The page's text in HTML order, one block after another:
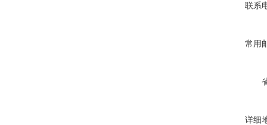
联系
常用
详细